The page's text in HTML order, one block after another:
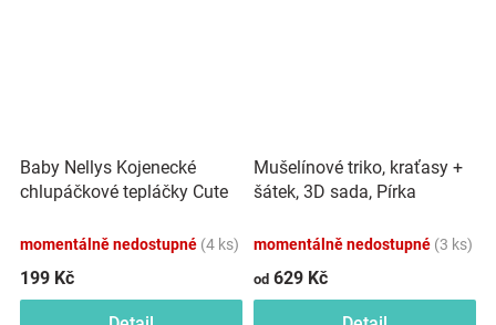
Baby Nellys Kojenecké
chlupáčkové tepláčky Cute
momentálně nedostupné (4 ks)
199 Kč
Mušelínové triko, kraťasy +
šátek, 3D sada, Pírka
momentálně nedostupné (3 ks)
od 629 Kč